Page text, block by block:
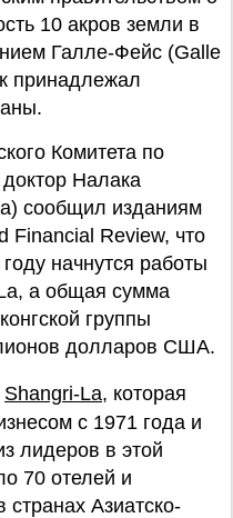
10 акров земли в
Галле-Фейс (Galle
принадлежал
Комитета по
Налака
сообщил изданиям
Financial Review, что
начнутся работы
а общая сумма
группы
долларов США.
Shangri-La, которая
с 1971 года и
лидеров в этой
70 отелей и
Азиатско-